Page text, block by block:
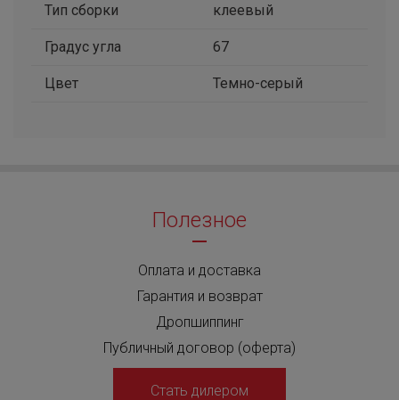
Тип сборки клеевый
Градус угла 67
Цвет Темно-серый
Полезное
Оплата и доставка
Гарантия и возврат
Дропшиппинг
Публичный договор (оферта)
Стать дилером